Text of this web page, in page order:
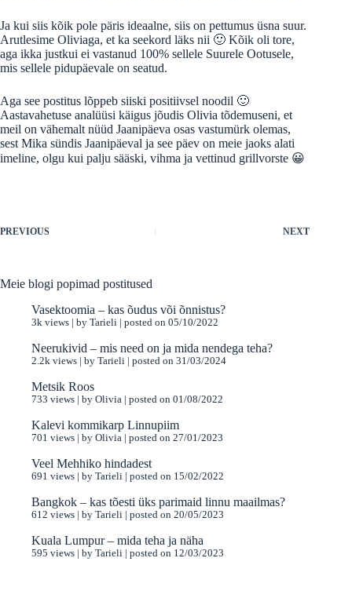
Ja kui siis kõik pole päris ideaalne, siis on pettumus üsna suur.
Arutlesime Oliviaga, et ka seekord läks nii 🙂 Kõik oli tore,
aga ikka justkui ei vastanud 100% sellele Suurele Ootusele,
mis sellele pidupäevale on seatud.
Aga see postitus lõppeb siiski positiivsel noodil 🙂
Aastavahetuse analüüsi käigus jõudis Olivia tõdemuseni, et
meil on vähemalt nüüd Jaanipäeva osas vastumürk olemas,
sest Mika sündis Jaanipäeval ja see päev on meie jaoks alati
imeline, olgu kui palju sääski, vihma ja vettinud grillvorste 😀
PREVIOUS NEXT
Meie blogi popimad postitused
Vasektoomia – kas õudus või õnnistus?
3k views | by Tarieli | posted on 05/10/2022
Neerukivid – mis need on ja mida nendega teha?
2.2k views | by Tarieli | posted on 31/03/2024
Metsik Roos
733 views | by Olivia | posted on 01/08/2022
Kalevi kommikarp Linnupiim
701 views | by Olivia | posted on 27/01/2023
Veel Mehhiko hindadest
691 views | by Tarieli | posted on 15/02/2022
Bangkok – kas tõesti üks parimaid linnu maailmas?
612 views | by Tarieli | posted on 20/05/2023
Kuala Lumpur – mida teha ja näha
595 views | by Tarieli | posted on 12/03/2023